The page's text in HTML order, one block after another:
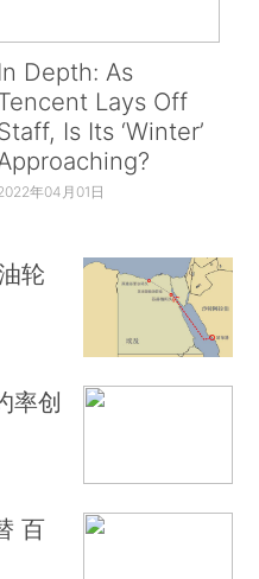
In Depth: As
Lays Off
Is Its ‘Winter’
年04月01日
轮
率创
百